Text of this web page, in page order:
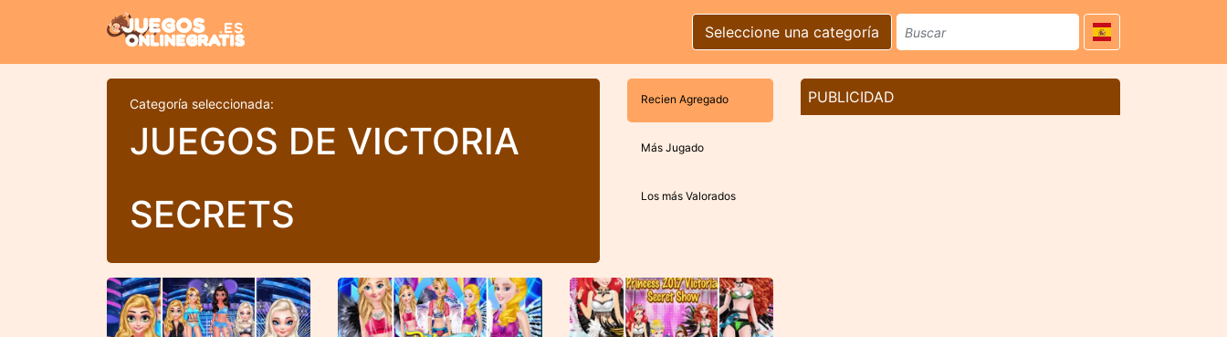
Seleccione una categoría
Categoría seleccionada:
JUEGOS DE VICTORIA
SECRETS
Recien Agregado
Más Jugado
Los más Valorados
PUBLICIDAD